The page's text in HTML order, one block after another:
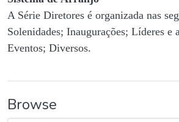
A Série Diretores é organizada nas
Solenidades; Inaugurações; Líderes e
Eventos; Diversos.
Browse